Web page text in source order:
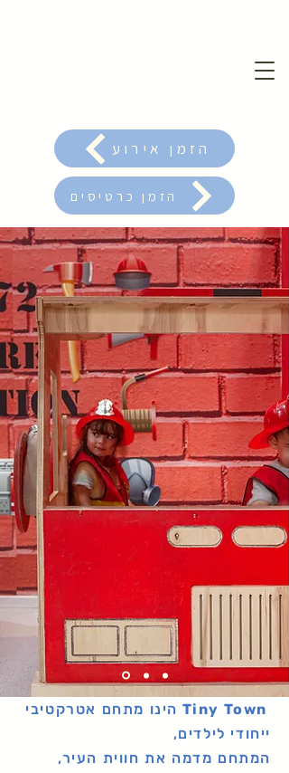
הזמן אירוע
הזמן כרטיסים
Tiny Town הינו מתחם אטרקטיבי
ייחודי לילדים,
המתחם מדמה את חווית העיר,